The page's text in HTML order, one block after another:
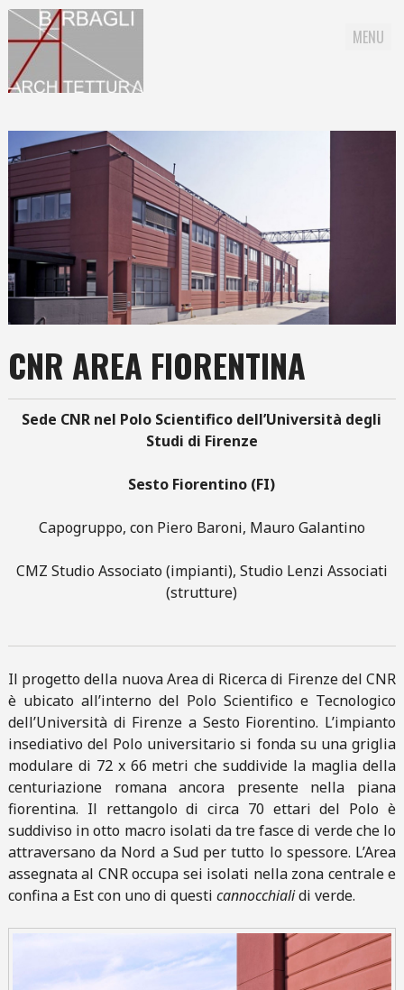
MENU
CNR AREA FIORENTINA
Sede CNR nel Polo Scientifico dell’Università degli
Studi di Firenze
Sesto Fiorentino (FI)
Capogruppo, con Piero Baroni, Mauro Galantino
CMZ Studio Associato (impianti), Studio Lenzi Associati
(strutture)
Il progetto della nuova Area di Ricerca di Firenze del CNR
è ubicato all’interno del Polo Scientifico e Tecnologico
dell’Università di Firenze a Sesto Fiorentino. L’impianto
insediativo del Polo universitario si fonda su una griglia
modulare di 72 x 66 metri che suddivide la maglia della
centuriazione romana ancora presente nella piana
fiorentina. Il rettangolo di circa 70 ettari del Polo è
suddiviso in otto macro isolati da tre fasce di verde che lo
attraversano da Nord a Sud per tutto lo spessore. L’Area
assegnata al CNR occupa sei isolati nella zona centrale e
confina a Est con uno di questi cannocchialidi verde.